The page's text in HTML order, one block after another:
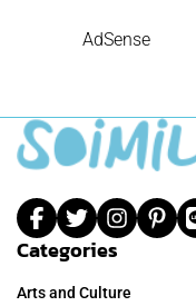
AdSense
Categories
Arts and Culture